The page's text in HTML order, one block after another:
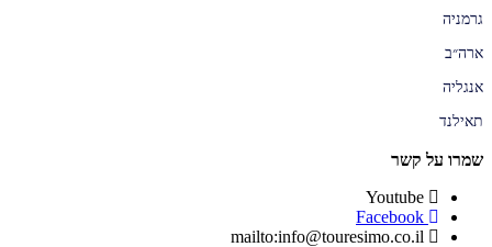
גרמניה
ארה״ב
אנגליה
תאילנד
שמרו על קשר
Youtube
Facebook
mailto:info@touresimo.co.il